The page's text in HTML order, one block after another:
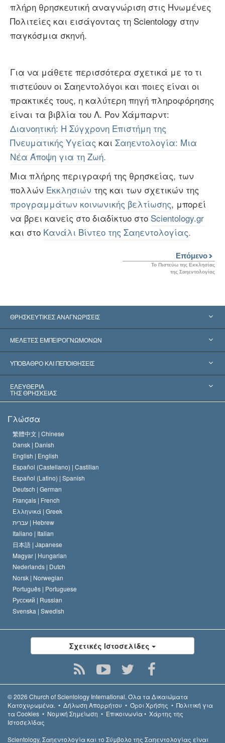
πλήρη θρησκευτική αναγνώριση στις Ηνωμένες
Πολιτείες και εισάγοντας τη Scientology στην
παγκόσμια σκηνή.
Για να μάθετε περισσότερα σχετικά με το τι
πιστεύουν οι Σαηεντολόγοι και ποιες είναι οι
πρακτικές τους, η καλύτερη πηγή πληροφόρησης
είναι τα βιβλία του Λ. Ρον Χάμπαρντ:
Διανοητική: Η Σύγχρονη Επιστήμη της
Πνευματικής Υγείας και Σαηεντολογία: Μια
Νέα Άποψη για τη Ζωή.
Μια πλήρης περιγραφή της θρησκείας, των
πολλών Εκκλησιών της και των σχετικών της
προγραμμάτων κοινωνικής βελτίωσης, μπορεί
να βρει κανείς στο διαδίκτυο στο Scientology.gr
και στο Κανάλι Βίντεο της Σαηεντολογίας.
Επόμενο
Το Πιστεύω της Εκκλησίας
της Σαηεντολογίας
ΘΡΗΣΚΕΥΤΙΚΕΣ ΑΝΑΓΝΩΡΙΣΕΙΣ
Ηνωμένες Πολιτείες
Παγκόσμιες Αναγνωρίσεις
Αποφάσεις-Ορόσημα
ΜΕΛΕΤΕΣ ΕΜΠΕΙΡΟΓΝΩΜΟΝΩΝ
Πραγματογνωμοσύ­νες ανά Κατηγορία
Σπουδαιότεροι Εμπειρογνώμονες του Κόσμου
ΥΠΟΒΑΘΡΟ ΚΑΙ ΠΕΠΟΙΘΗΣΕΙΣ
Λ. Ρον Χάμπαρντ
Το Πιστεύω της Εκκλησίας της Σαηεντολογίας
Ο Κώδικας του Σαηεντολόγου
Ντέιβιντ Μισκάβιτς
ΕΛΕΥΘΕΡΙΑ
ΤΗΣ ΘΡΗΣΚΕΙΑΣ
Ελευθερία της Θρησκείας;
Πρότυπα που αναφέρονται στα Ανθρώπινα Δικαιώματα
Διεθνώς
Διακήρυξη περί της Θρησκείας
Γλώσσα
繁體中文 | Chinese
Dansk | Danish
English | English
Español (Castellano) | Castilian
Español (Latino) | Spanish
Deutsch | German
Français | French
Ελληνικά | Greek
עברית | Hebrew
Italiano | Italian
日本語 | Japanese
Magyar | Hungarian
Nederlands | Dutch
Norsk | Norwegian
Português | Portuguese
Русский | Russian
Svenska | Swedish
Σχετικές Ιστοσελίδες
© 2026 Church of Scientology International. Όλα τα Δικαιώµατα
Κατοχυρωµένα. • Δήλωση Απορρήτου • Όροι Χρήσης • Πολιτική για
τα Cookies • Νομική Σημείωση • Επικοινωνία• Χάρτης της
Ιστοσελίδας
Scientology, Σαηεντολογία και το Σύμβολο της Σαηεντολογίας είναι